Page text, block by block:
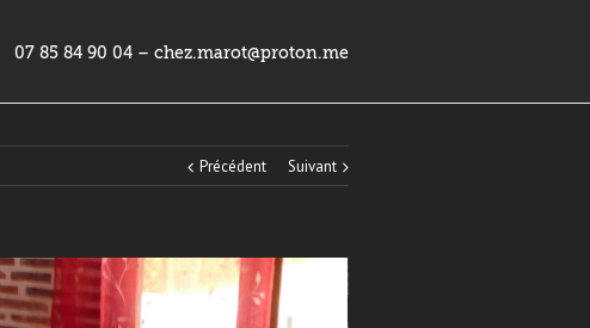
07 85 84 90 04 – chez.marot@proton.me
Précédent Suivant